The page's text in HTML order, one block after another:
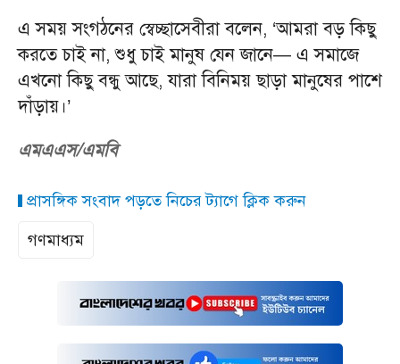
এ সময় সংগঠনের স্বেচ্ছাসেবীরা বলেন, ‘আমরা বড় কিছু
করতে চাই না, শুধু চাই মানুষ যেন জানে— এ সমাজে
এখনো কিছু বন্ধু আছে, যারা বিনিময় ছাড়া মানুষের পাশে
দাঁড়ায়।’
এমএএস/এমবি
প্রাসঙ্গিক সংবাদ পড়তে নিচের ট্যাগে ক্লিক করুন
গণমাধ্যম